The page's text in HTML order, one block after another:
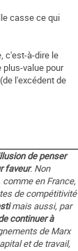
casse ce qui
c'est-à-dire le
plus-value pour
l'excédent de
de penser
faveur. Non
en France,
de compétitivité
mais aussi, par
continuer à
de Marx
et de travail,